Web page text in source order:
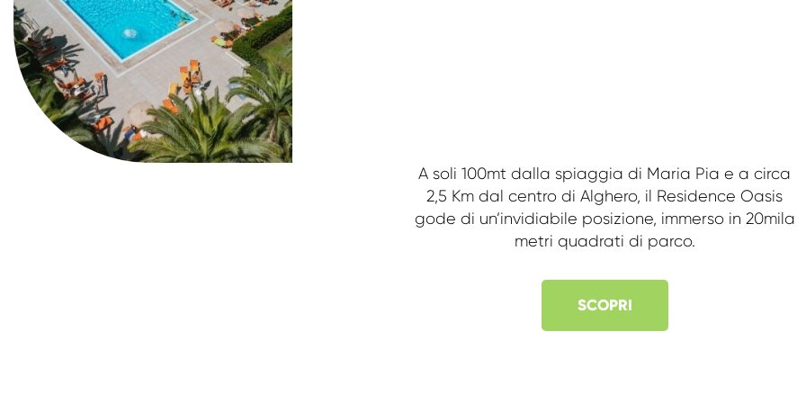
Home
A soli 100mt dalla spiaggia di Maria Pia e a circa
2,5 Km dal centro di Alghero, il Residence Oasis
gode di un’invidiabile posizione, immerso in 20mila
metri quadrati di parco.
SCOPRI